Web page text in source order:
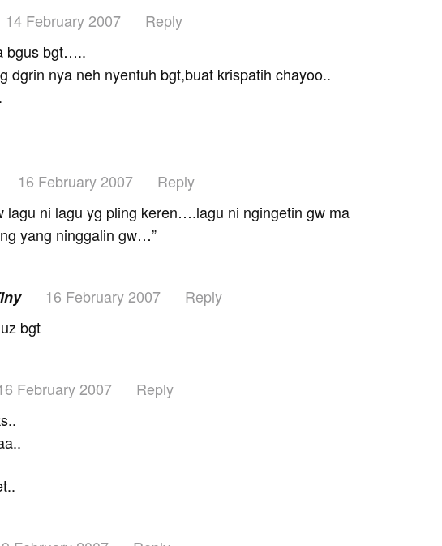
14 February 2007
Reply
bgus bgt…..
dgrin nya neh nyentuh bgt,buat krispatih chayoo..
16 February 2007
Reply
lagu ni lagu yg pling keren….lagu ni ngingetin gw ma
yang ninggalin gw…”
16 February 2007
Reply
bgt
February 2007
Reply